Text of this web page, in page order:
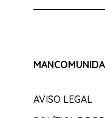
AVISO LEGAL